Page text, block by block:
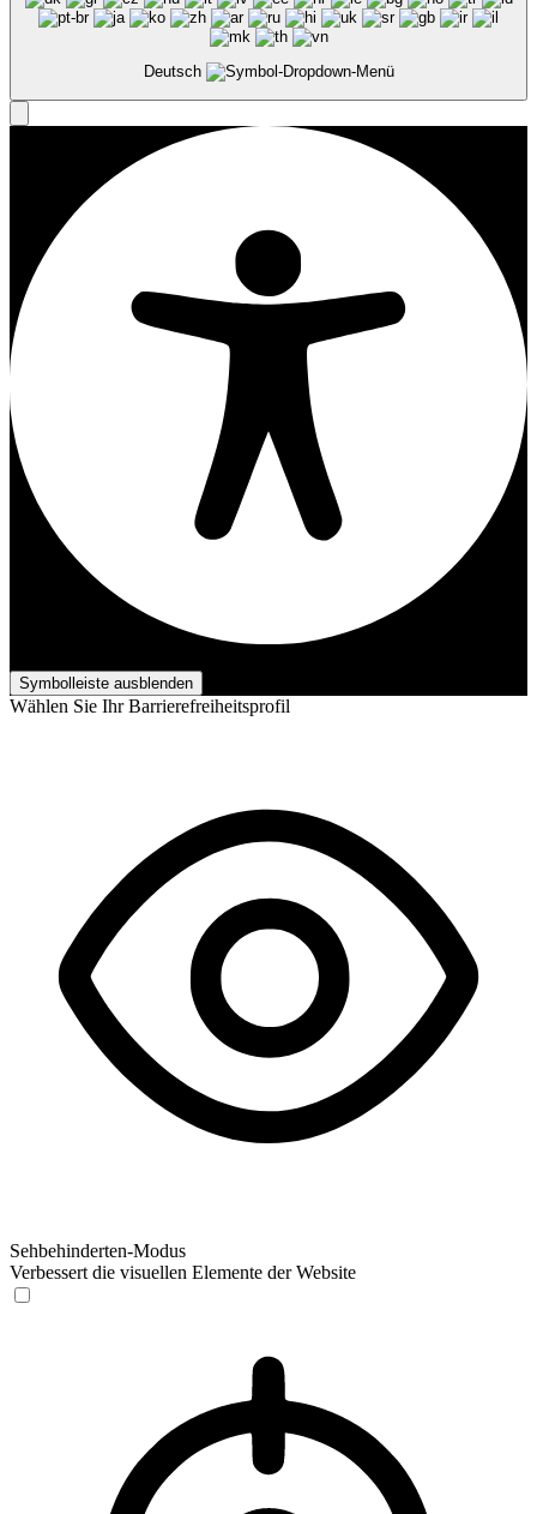
Deutsch
Symbolleiste ausblenden
Wählen Sie Ihr Barrierefreiheitsprofil
Sehbehinderten-Modus
Verbessert die visuellen Elemente der Website